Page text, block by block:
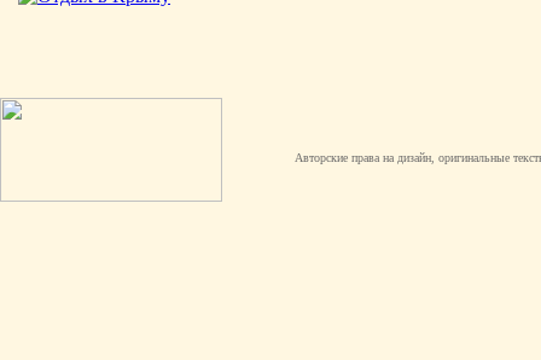
Авторские права на дизайн, оригинальные